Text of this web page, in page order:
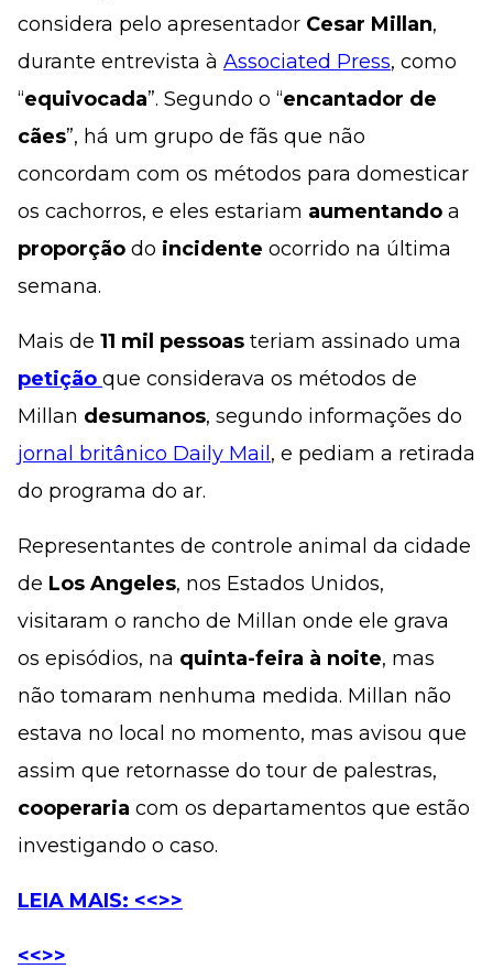
considera pelo apresentador Cesar Millan,
durante entrevista à Associated Press, como
“equivocada”. Segundo o “encantador de
cães”, há um grupo de fãs que não
concordam com os métodos para domesticar
os cachorros, e eles estariam aumentando a
proporção do incidente ocorrido na última
semana.
Mais de 11 mil pessoas teriam assinado uma
petição que considerava os métodos de
Millan desumanos, segundo informações do
jornal britânico Daily Mail , e pediam a retirada
do programa do ar.
Representantes de controle animal da cidade
de Los Angeles, nos Estados Unidos,
visitaram o rancho de Millan onde ele grava
os episódios, na quinta-feira à noite, mas
não tomaram nenhuma medida. Millan não
estava no local no momento, mas avisou que
assim que retornasse do tour de palestras,
cooperaria com os departamentos que estão
investigando o caso.
LEIA MAIS: <<>>
<<>>